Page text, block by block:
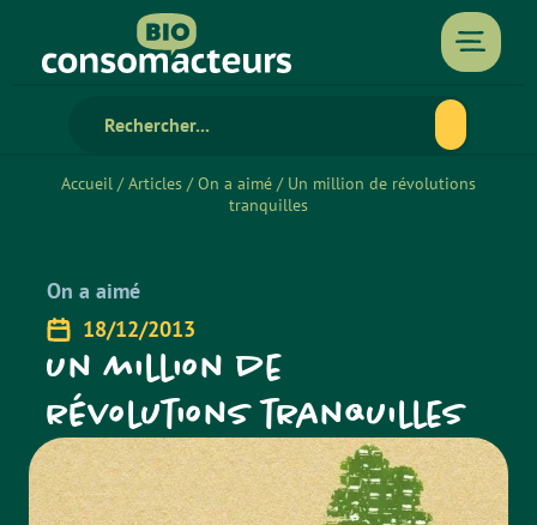
Accueil /Articles /On a aimé / Un million de révolutions
tranquilles
On a aimé
18/12/2013
Un million de
révolutions tranquilles